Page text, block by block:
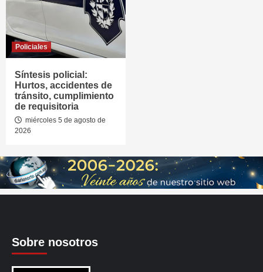
Policiales
Síntesis policial:
Hurtos, accidentes de
tránsito, cumplimiento
de requisitoria
miércoles 5 de agosto de
2026
Sobre nosotros